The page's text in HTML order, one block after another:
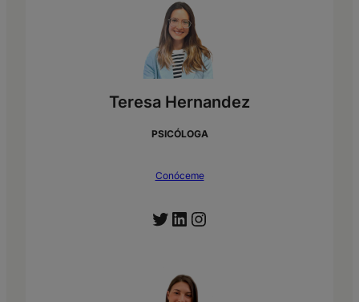
Teresa Hernandez
PSICÓLOGA
Conóceme
Twitter LinkedIn Instagram